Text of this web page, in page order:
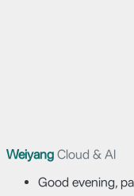
Weiyang Cloud & AI
Good evening,